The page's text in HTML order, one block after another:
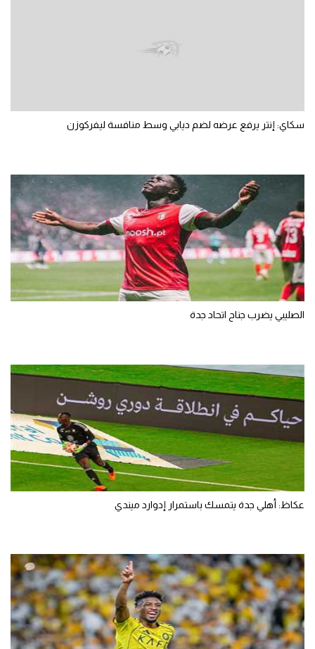
سكاي: إنتر يرفع عرضه لضم ديابي وسط منافسة ليفركوزن
الصليبي يضرب جناح اتحاد جدة
عكاظ: أهلي جدة يتمسك باستمرار إدوارد ميندي